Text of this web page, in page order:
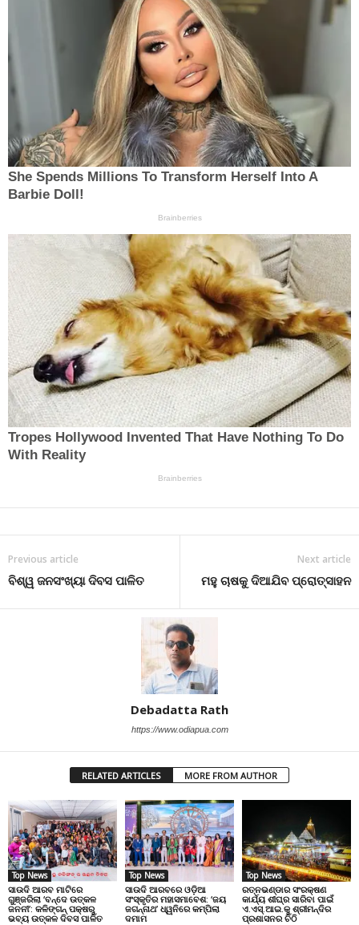
Previous article
ବିଶ୍ୱ ଜନସଂଖ୍ୟା ଦିବସ ପାଳିତ
Next article
ମହୁ ଚାଷକୁ ଦିଆଯିବ ପ୍ରୋତ୍ସାହନ
Debadatta Rath
https://www.odiapua.com
RELATED ARTICLES MORE FROM AUTHOR
Top News
ସାଉଦି ଆରବ ମାଟିରେ
ଗୁଞ୍ଜରିଲା ‘ବନ୍ଦେ ଉତ୍କଳ
ଜନନୀ’: କଳିଙ୍ଗନ୍ ପକ୍ଷରୁ
ଭବ୍ୟ ଉତ୍କଳ ଦିବସ ପାଳିତ
Top News
ସାଉଦି ଆରବରେ ଓଡ଼ିଆ
ସଂସ୍କୃତିର ମହାସମାବେଶ: ‘ଜୟ
ଜଗନ୍ନାଥ’ ଧ୍ୱନିରେ କମ୍ପିଲା
ଦମାମ
Top News
ରତ୍ନଭଣ୍ଡାର ସଂରକ୍ଷଣ
କାର୍ଯ୍ୟ ଶୀଘ୍ର ସାରିବା ପାଇଁ
ଏ.ଏସ୍.ଆଇ.କୁ ଶ୍ରୀମନ୍ଦିର
ପ୍ରଶାସନର ଚିଠି